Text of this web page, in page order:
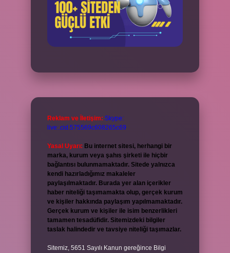
Reklam ve İletişim: Skype:
live:.cid.575569c608265c69
Yasal Uyarı: Bu internet sitesi, herhangi bir
marka, kurum veya şahıs şirketi ile hiçbir
bağlantısı bulunmamaktadır. Sitede yalnızca
kendi hazırladığımız makaleler
paylaşılmaktadır. Burada yer alan içerikler
haber niteliği taşımamakta olup, gerçek kurum
ve kişiler hakkında paylaşım yapılmamaktadır.
Gerçek kurum ve kişiler ile isim benzerlikleri
tamamen tesadüfidir. Sitemizdeki bilgiler
taslak halindedir ve tavsiye niteliği taşımazlar.
Sitemiz, 5651 Sayılı Kanun gereğince Bilgi